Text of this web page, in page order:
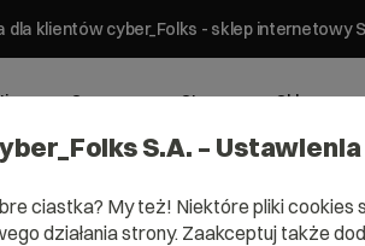
klientów cyber_Folks - sklep internetowy
Serwery Strony Sklepy
S.A. –
ciastka? My też! Niektóre pliki cookies
działania strony. Zaakceptuj także